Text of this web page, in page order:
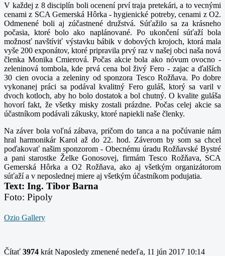
V každej z 8 disciplín boli ocenení prví traja pretekári, a to vecnými
cenami z SCA Gemerská Hôrka - hygienické potreby, cenami z O2.
Odmenené boli aj zúčastnené družstvá. Súťažilo sa za krásneho
počasia, ktoré bolo ako naplánované. Po ukončení súťaží bola
možnosť navštíviť výstavku bábik v dobových krojoch, ktorá mala
vyše 200 exponátov, ktoré pripravila prvý raz v našej obci naša nová
členka Monika Cmierová. Počas akcie bola ako nóvum ovocno -
zeleninová tombola, kde prvá cena bol živý Fero - zajac a ďalších
30 cien ovocia a zeleniny od sponzora Tesco Rožňava. Po dobre
vykonanej práci sa podával kvalitný Fero guláš, ktorý sa varil v
dvoch kotloch, aby ho bolo dostatok a bol chutný. O kvalite guláša
hovorí fakt, že všetky misky zostali prázdne. Počas celej akcie sa
účastníkom podávali zákusky, ktoré napiekli naše členky.
Na záver bola voľná zábava, pričom do tanca a na počúvanie nám
hral harmonikár Karol až do 22. hod. Záverom by som sa chcel
poďakovať našim sponzorom - Obecnému úradu Rožňavské Bystré
a pani starostke Želke Gonosovej, firmám Tesco Rožňava, SCA
Gemerská Hôrka a O2 Rožňava, ako aj všetkým organizátorom
súťaží a v neposlednej miere aj všetkým účastníkom podujatia.
Text: Ing. Tibor Barna
Foto: Pipoly
Ozio Gallery
Čítať 3974 krát Naposledy zmenené nedeľa, 11 jún 2017 10:14